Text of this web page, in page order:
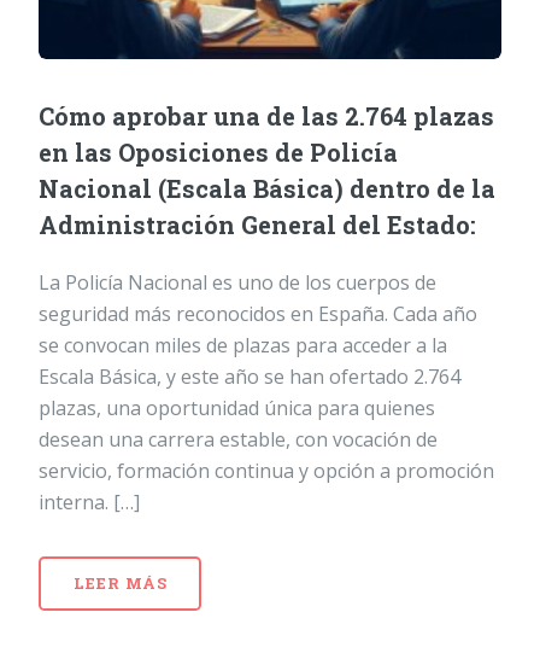
Cómo aprobar una de las 2.764 plazas
en las Oposiciones de Policía
Nacional (Escala Básica) dentro de la
Administración General del Estado:
La Policía Nacional es uno de los cuerpos de
seguridad más reconocidos en España. Cada año
se convocan miles de plazas para acceder a la
Escala Básica, y este año se han ofertado 2.764
plazas, una oportunidad única para quienes
desean una carrera estable, con vocación de
servicio, formación continua y opción a promoción
interna. […]
LEER MÁS